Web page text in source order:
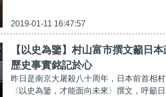
2019-01-11 16:47:57
【以史為鑒】村山富市撰文籲日
歷史事實銘記於心
昨日是南京大屠殺八十周年，日本前首相
〈以史為鑒，才能面向未來〉撰文，呼籲